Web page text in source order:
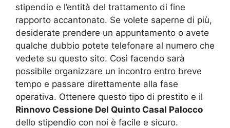
stipendio e l’entità del trattamento di fine
rapporto accantonato. Se volete saperne di più,
desiderate prendere un appuntamento o avete
qualche dubbio potete telefonare al numero che
vedete su questo sito. Così facendo sarà
possibile organizzare un incontro entro breve
tempo e passare direttamente alla fase
operativa. Ottenere questo tipo di prestito e il
Rinnovo Cessione Del Quinto Casal Palocco
dello stipendio con noi è facile e sicuro.